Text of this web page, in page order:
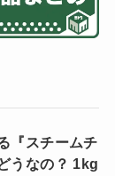
『スチームチ
うなの？ 1kg